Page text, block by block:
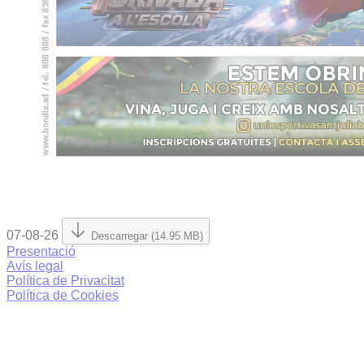
07-08-26 Descarregar (14.95 MB)
Presentació
Avís legal
Política de Privacitat
Política de Cookies